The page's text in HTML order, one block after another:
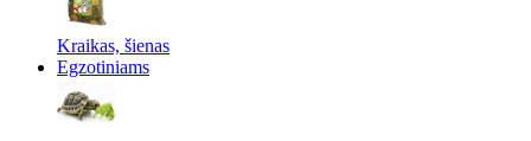
Kraikas, šienas
Egzotiniams